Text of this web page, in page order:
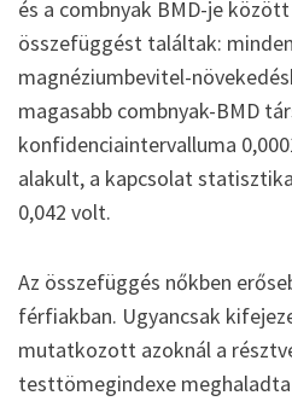
és a combnyak BMD-je
összefüggést találtak:
magnéziumbevitel-
magasabb combnyak-BMD
konfidenciaintervalluma
alakult, a kapcsolat
0,042 volt.
Az összefüggés nőkben
férfiakban. Ugyancsak
mutatkozott azoknál a
testtömegindexe